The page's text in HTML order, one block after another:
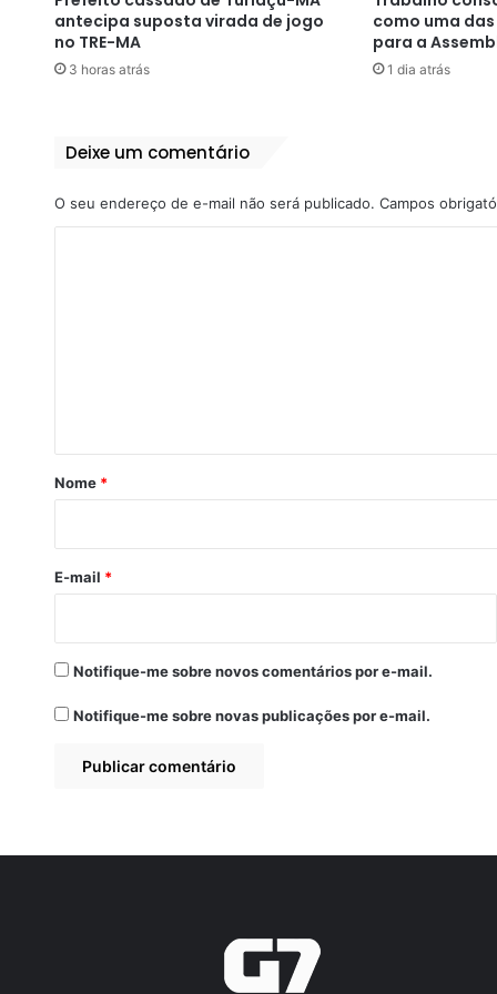
antecipa suposta virada de jogo
no TRE-MA
3 horas atrás
como uma
para a
1 dia atrás
Deixe um comentário
O seu endereço de e-mail não será publicado. Campos
r
*
Nome *
E-mail *
Notifique-me sobre novos comentários por e-mail.
Notifique-me sobre novas publicações por e-mail.